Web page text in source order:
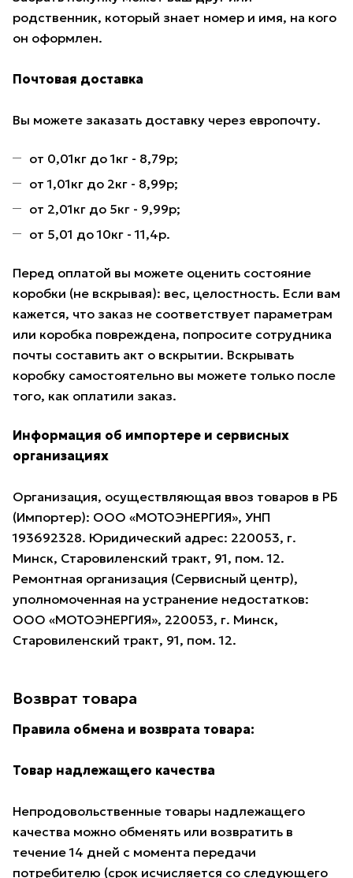
родственник, который знает номер и имя, на кого
он оформлен.
Почтовая доставка
Вы можете заказать доставку через европочту.
от 0,01кг до 1кг - 8,79р;
от 1,01кг до 2кг - 8,99р;
от 2,01кг до 5кг - 9,99р;
от 5,01 до 10кг - 11,4р.
Перед оплатой вы можете оценить состояние
коробки (не вскрывая): вес, целостность. Если вам
кажется, что заказ не соответствует параметрам
или коробка повреждена, попросите сотрудника
почты составить акт о вскрытии. Вскрывать
коробку самостоятельно вы можете только после
того, как оплатили заказ.
Информация об импортере и сервисных
организациях
Организация, осуществляющая ввоз товаров в РБ
(Импортер): ООО «МОТОЭНЕРГИЯ», УНП
193692328. Юридический адрес: 220053, г.
Минск, Старовиленский тракт, 91, пом. 12.
Ремонтная организация (Сервисный центр),
уполномоченная на устранение недостатков:
ООО «МОТОЭНЕРГИЯ», 220053, г. Минск,
Старовиленский тракт, 91, пом. 12.
Возврат товара
Правила обмена и возврата товара:
Товар надлежащего качества
Непродовольственные товары надлежащего
качества можно обменять или возвратить в
течение 14 дней с момента передачи
потребителю (срок исчисляется со следующего